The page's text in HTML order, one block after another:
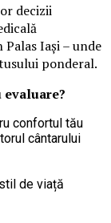
decizii
Iași – unde
ponderal.
confortul tău
cântarului
de viață